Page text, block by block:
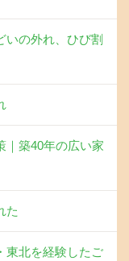
いの外れ、ひび割
｜築40年の広い家
た
東北を経験したご